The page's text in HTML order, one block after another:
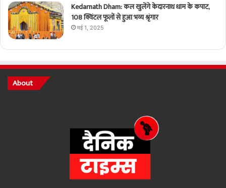
Kedarnath Dham: कल खुलेंगे केदारनाथ धाम के कपाट,
108 क्विंटल फूलों से हुआ भव्य श्रृंगार
मई 1, 2025
About